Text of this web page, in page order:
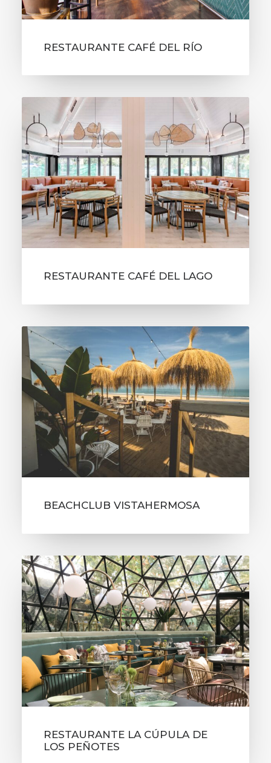
RESTAURANTE CAFÉ DEL RÍO
RESTAURANTE CAFÉ DEL LAGO
BEACHCLUB VISTAHERMOSA
RESTAURANTE LA CÚPULA DE
LOS PEÑOTES